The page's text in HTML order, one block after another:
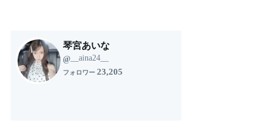
琴宮あいな
@__aina24__
フォロワー 23,205